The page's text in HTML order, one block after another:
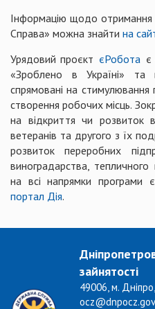
Інформацію щодо
Справа» можна знайти на
Урядовий проєкт єРобота є
«Зроблено в Україні» та
спрямовані на стимулювання
створення робочих місць.
на відкриття чи розвиток
ветеранів та другого з їх
розвиток переробних
виноградарства,
на всі напрямки програми
портал Дія.
зайнятості
49006, м.